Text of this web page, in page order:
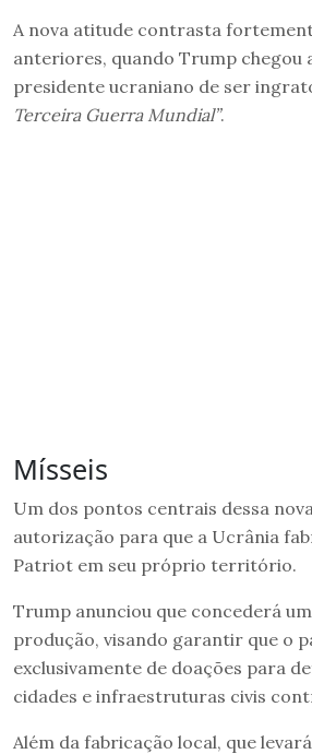
A nova atitude contrasta
anteriores, quando Trump chegou
presidente ucraniano de ser
Terceira Guerra Mundial”.
Mísseis
Um dos pontos centrais dessa
autorização para que a Ucrânia
Patriot em seu próprio território.
Trump anunciou que concederá
produção, visando garantir que o
exclusivamente de doações para
cidades e infraestruturas civis
Além da fabricação local, que